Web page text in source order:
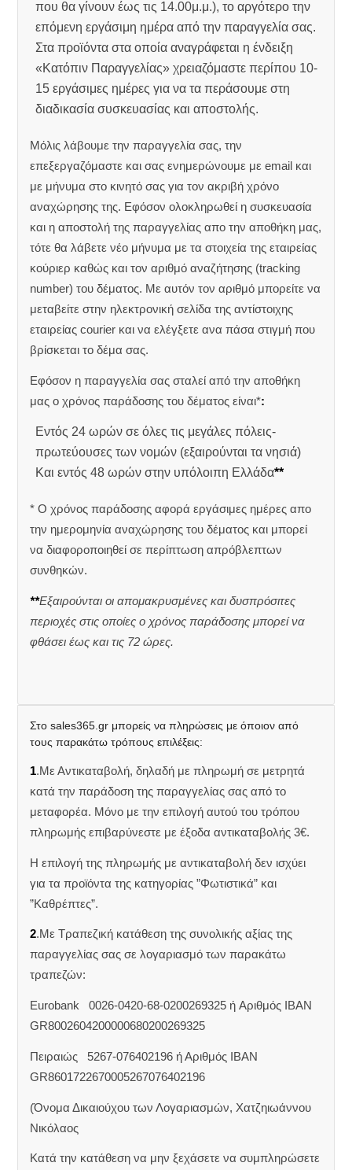
που θα γίνουν έως τις 14.00μ.μ.), το αργότερο την
επόμενη εργάσιμη ημέρα από την παραγγελία σας.
Στα προϊόντα στα οποία αναγράφεται η ένδειξη
«Κατόπιν Παραγγελίας» χρειαζόμαστε περίπου 10-
15 εργάσιμες ημέρες για να τα περάσουμε στη
διαδικασία συσκευασίας και αποστολής.
Μόλις λάβουμε την παραγγελία σας, την
επεξεργαζόμαστε και σας ενημερώνουμε με email και
με μήνυμα στο κινητό σας για τον ακριβή χρόνο
αναχώρησης της. Εφόσον ολοκληρωθεί η συσκευασία
και η αποστολή της παραγγελίας απο την αποθήκη μας,
τότε θα λάβετε νέο μήνυμα με τα στοιχεία της εταιρείας
κούριερ καθώς και τον αριθμό αναζήτησης (tracking
number) του δέματος. Με αυτόν τον αριθμό μπορείτε να
μεταβείτε στην ηλεκτρονική σελίδα της αντίστοιχης
εταιρείας courier και να ελέγξετε ανα πάσα στιγμή που
βρίσκεται το δέμα σας.
Εφόσον η παραγγελία σας σταλεί από την αποθήκη
μας ο χρόνος παράδοσης του δέματος είναι*:
Εντός 24 ωρών σε όλες τις μεγάλες πόλεις-
πρωτεύουσες των νομών (εξαιρούνται τα νησιά)
Και εντός 48 ωρών στην υπόλοιπη Ελλάδα**
* Ο χρόνος παράδοσης αφορά εργάσιμες ημέρες απο
την ημερομηνία αναχώρησης του δέματος και μπορεί
να διαφοροποιηθεί σε περίπτωση απρόβλεπτων
συνθηκών.
**Εξαιρούνται οι απομακρυσμένες και δυσπρόσιτες
περιοχές στις οποίες ο χρόνος παράδοσης μπορεί να
φθάσει έως και τις 72 ώρες.
Στο sales365.gr μπορείς να πληρώσεις με όποιον από
τους παρακάτω τρόπους επιλέξεις:
1.Με Αντικαταβολή, δηλαδή με πληρωμή σε μετρητά
κατά την παράδοση της παραγγελίας σας από το
μεταφορέα. Μόνο με την επιλογή αυτού του τρόπου
πληρωμής επιβαρύνεστε με έξοδα αντικαταβολής 3€.
Η επιλογή της πληρωμής με αντικαταβολή δεν ισχύει
για τα προϊόντα της κατηγορίας ”Φωτιστικά” και
”Καθρέπτες”.
2.Με Τραπεζική κατάθεση της συνολικής αξίας της
παραγγελίας σας σε λογαριασμό των παρακάτω
τραπεζών:
Eurobank 0026-0420-68-0200269325 ή Aριθμός IBAN
GR8002604200000680200269325
Πειραιώς 5267-076402196 ή Αριθμός IBAN
GR8601722670005267076402196
(Όνομα Δικαιούχου των Λογαριασμών, Χατζηιωάννου
Νικόλαος
Κατά την κατάθεση να μην ξεχάσετε να συμπληρώσετε